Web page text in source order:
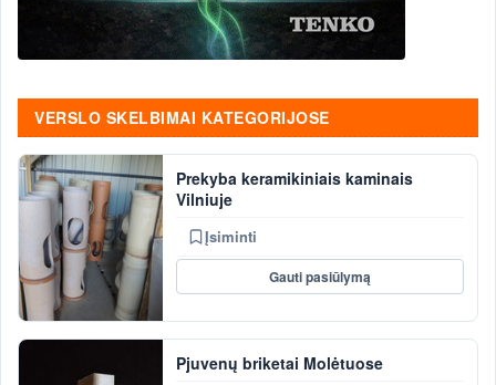
VERSLO SKELBIMAI KATEGORIJOSE
Prekyba keramikiniais kaminais
Vilniuje
Įsiminti
Gauti pasiūlymą
Pjuvenų briketai Molėtuose